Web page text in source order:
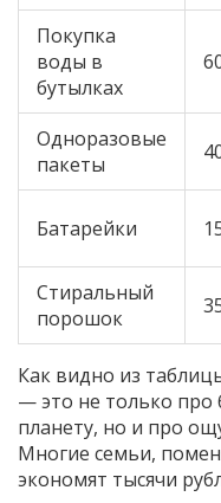
Покупка
воды в
бутылках
Одноразовые
пакеты
Батарейки
Стиральный
порошок
Как видно из
— это не только про
планету, но и про
Многие семьи,
экономят тысячи